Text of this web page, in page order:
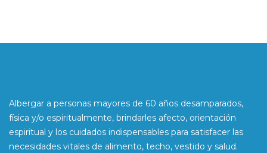
Albergar a personas mayores de 60 años desamparados,
física y/o espiritualmente, brindarles afecto, orientación
espiritual y los cuidados indispensables para satisfacer las
necesidades vitales de alimento, techo, vestido y salud.